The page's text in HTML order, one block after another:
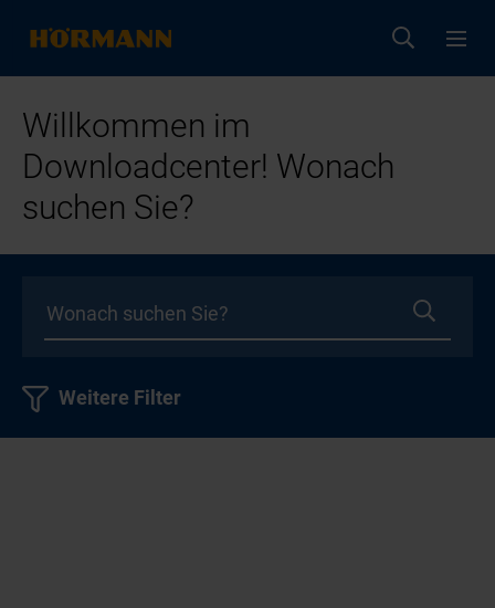
Willkommen im
Downloadcenter! Wonach
suchen Sie?
Weitere Filter